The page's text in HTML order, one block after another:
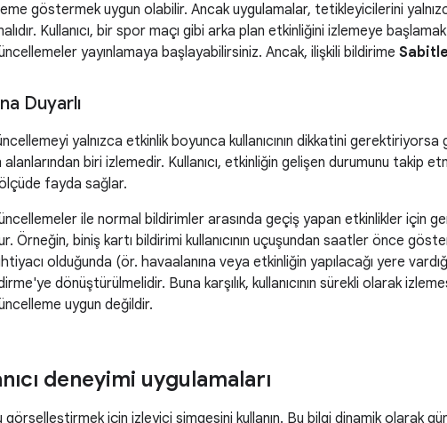
göstermek uygun olabilir. Ancak uygulamalar, tetikleyicilerini
Kullanıcı, bir spor maçı gibi arka plan etkinliğini izlemeye
yayınlamaya başlayabilirsiniz. Ancak, ilişkili bildirime
Duyarlı
yalnızca etkinlik boyunca kullanıcının dikkatini
alanlarından biri izlemedir. Kullanıcı, etkinliğin gelişen durumunu takip
fayda sağlar.
ile normal bildirimler arasında geçiş yapan etkinlikler için
Örneğin, biniş kartı bildirimi kullanıcının uçuşundan saatler önce
olduğunda (ör. havaalanına veya etkinliğin yapılacağı yere
dönüştürülmelidir. Buna karşılık, kullanıcının sürekli olarak
uygun değildir.
deneyimi uygulamaları
görselleştirmek için izleyici simgesini kullanın. Bu bilgi dinamik olarak